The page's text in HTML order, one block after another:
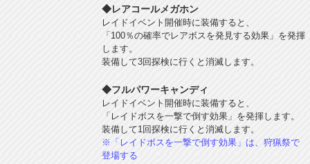
◆レアコールメガホン
レイドイベント開催時に装備すると、
「100％の確率でレアボスを発見する効果」を発揮
します。
装備して3回探検に行くと消滅します。
◆フルパワーキャンディ
レイドイベント開催時に装備すると、
「レイドボスを一撃で倒す効果」を発揮します。
装備して1回探検に行くと消滅します。
※「レイドボスを一撃で倒す効果」は、狩猟祭で
登場する